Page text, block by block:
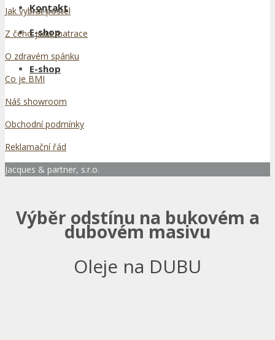
E-shop
Kontakt
E-shop
Jak vybrat postel
Z čeho jsou matrace
O zdravém spánku
Co je BMI
Náš showroom
Obchodní podmínky
Reklamační řád
Jacques & partner, s.r.o.
Výběr odstínu na bukovém a
dubovém masivu
Oleje na DUBU